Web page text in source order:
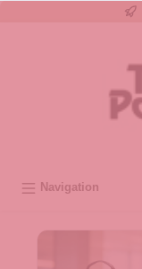
Navigation